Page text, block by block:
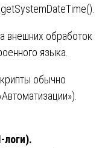
внешних обработок
языка.
обычно
логи).